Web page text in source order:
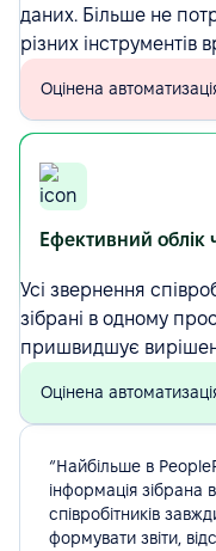
даних. Більше не
різних інструментів
Оцінена
Ефективний облік
Усі звернення
зібрані в одному
пришвидшує
Оцінена
“Найбільше в
інформація зібрана
співробітників
формувати звіти,